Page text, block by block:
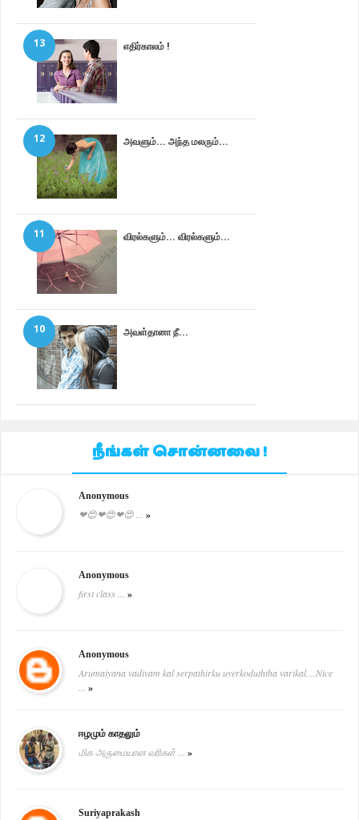
எதிர்காலம் !
13
அவளும்... அந்த மலரும்...
12
விரல்களும்... விரல்களும்...
11
அவள்தானா நீ...
10
நீங்கள் சொன்னவை !
Anonymous
❤😍❤😍❤😍 ... »
Anonymous
first class ... »
Anonymous
Arumaiyana vadivam kal serpathirku uyerkoduththa varikal....Nice
... »
ஈழமும் காதலும்
மிக அருமையான வரிகள் ... »
Suriyaprakash